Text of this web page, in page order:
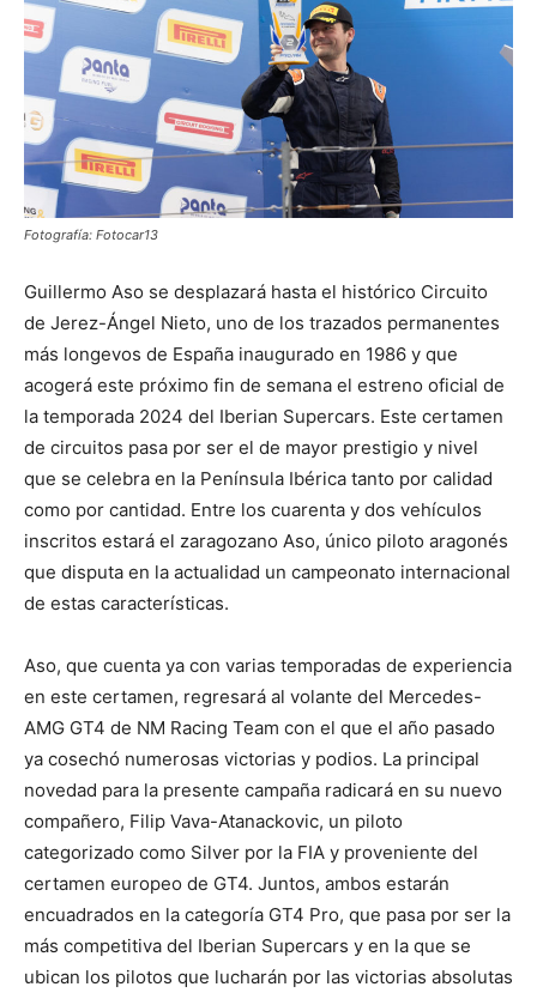
Fotografía: Fotocar13
Guillermo Aso se desplazará hasta el histórico Circuito
de Jerez-Ángel Nieto, uno de los trazados permanentes
más longevos de España inaugurado en 1986 y que
acogerá este próximo fin de semana el estreno oficial de
la temporada 2024 del Iberian Supercars. Este certamen
de circuitos pasa por ser el de mayor prestigio y nivel
que se celebra en la Península Ibérica tanto por calidad
como por cantidad. Entre los cuarenta y dos vehículos
inscritos estará el zaragozano Aso, único piloto aragonés
que disputa en la actualidad un campeonato internacional
de estas características.
Aso, que cuenta ya con varias temporadas de experiencia
en este certamen, regresará al volante del Mercedes-
AMG GT4 de NM Racing Team con el que el año pasado
ya cosechó numerosas victorias y podios. La principal
novedad para la presente campaña radicará en su nuevo
compañero, Filip Vava-Atanackovic, un piloto
categorizado como Silver por la FIA y proveniente del
certamen europeo de GT4. Juntos, ambos estarán
encuadrados en la categoría GT4 Pro, que pasa por ser la
más competitiva del Iberian Supercars y en la que se
ubican los pilotos que lucharán por las victorias absolutas